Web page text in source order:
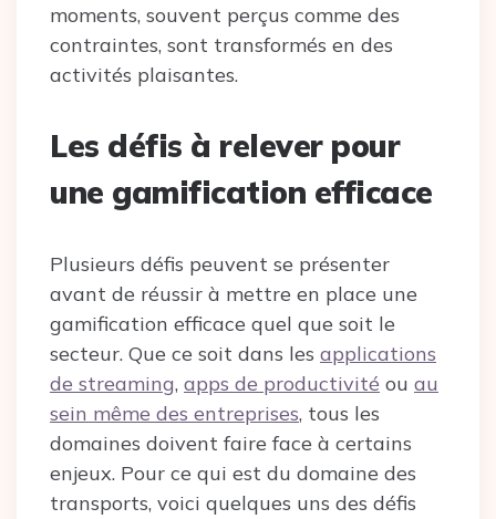
moments, souvent perçus comme des
contraintes, sont transformés en des
activités plaisantes.
Les défis à relever pour
une gamification efficace
Plusieurs défis peuvent se présenter
avant de réussir à mettre en place une
gamification efficace quel que soit le
secteur. Que ce soit dans les applications
de streaming, apps de productivité ou au
sein même des entreprises, tous les
domaines doivent faire face à certains
enjeux. Pour ce qui est du domaine des
transports, voici quelques uns des défis